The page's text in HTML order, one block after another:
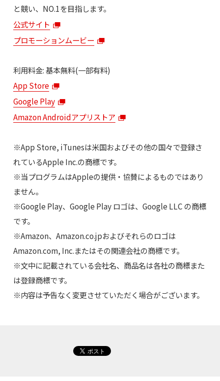
と競い、NO.1を目指します。
公式サイト
プロモーションムービー
利用料金: 基本無料(一部有料)
App Store
Google Play
Amazon Androidアプリストア
※App Store, iTunesは米国およびその他の国々で登録さ
れているApple Inc.の商標です。
※当プログラムはAppleの提供・協賛によるものではあり
ません。
※Google Play、Google Play ロゴは、Google LLC の商標
です。
※Amazon、Amazon.co.jpおよびそれらのロゴは
Amazon.com, Inc.またはその関連会社の商標です。
※文中に記載されている会社名、商品名は各社の商標また
は登録商標です。
※内容は予告なく変更させていただく場合がございます。